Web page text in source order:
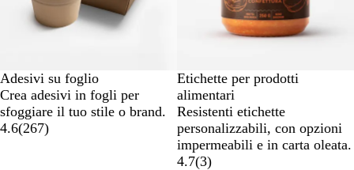
Adesivi su foglio
Crea adesivi in fogli per
sfoggiare il tuo stile o brand.
4.6(267)
Etichette per prodotti
alimentari
Resistenti etichette
personalizzabili, con opzioni
impermeabili e in carta oleata.
4.7(3)